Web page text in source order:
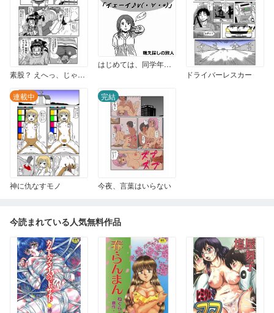
素股？ えへっ、じゃあ、やってみよっ!!
はじめては、同学年のペンギン系女子！ 「イェーイ♪v(・∀・*)」
ドライバーレスカー
連載中
神に仇なすモノ
完結
今夜、言葉はいらない
今読まれている人気無料作品